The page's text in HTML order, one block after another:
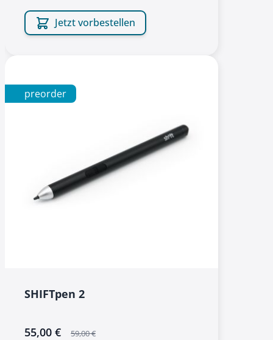
Jetzt vorbestellen
preorder
SHIFTpen 2
sonderangebot
55,00 € 59,00 €